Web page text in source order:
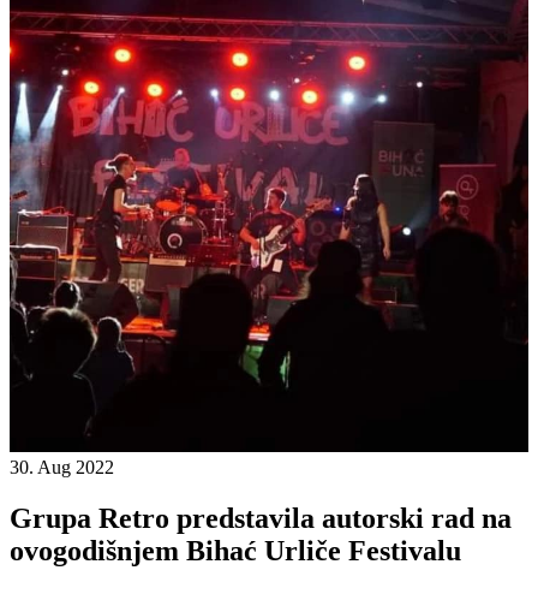
30. Aug 2022
Grupa Retro predstavila autorski rad na
ovogodišnjem Bihać Urliče Festivalu